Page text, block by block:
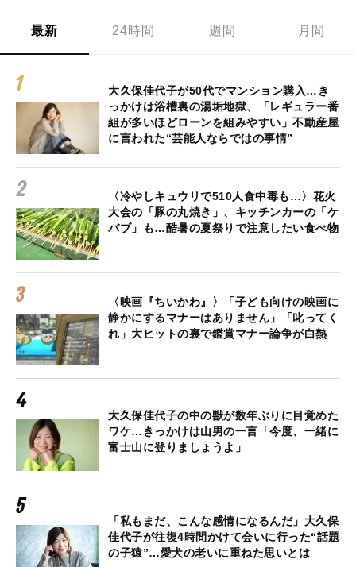
最新 24時間 週間 月間
大久保佳代子が50代でマンション購入…き
っかけは浴槽裏の湯垢地獄、「レギュラー番
組が多いほどローンを組みやすい」不動産屋
に言われた“芸能人ならではの事情”
〈冷やしキュウリで510人食中毒も…〉花火
大会の「豚の丸焼き」、キッチンカーの「ケ
バブ」も…酷暑の夏祭りで注意したい食べ物
〈映画『ちいかわ』〉「子ども向けの映画に
静かにするマナーはありません」「叱ってく
れ」大ヒットの裏で鑑賞マナー論争が白熱
大久保佳代子の中の獣が数年ぶりに目覚めた
ワケ…きっかけは山男の一言「今度、一緒に
富士山に登りましょうよ」
「私もまだ、こんな感情になるんだ」大久保
佳代子が往復4時間かけて会いに行った“話題
の子猿”…愛犬の老いに重ねた思いとは